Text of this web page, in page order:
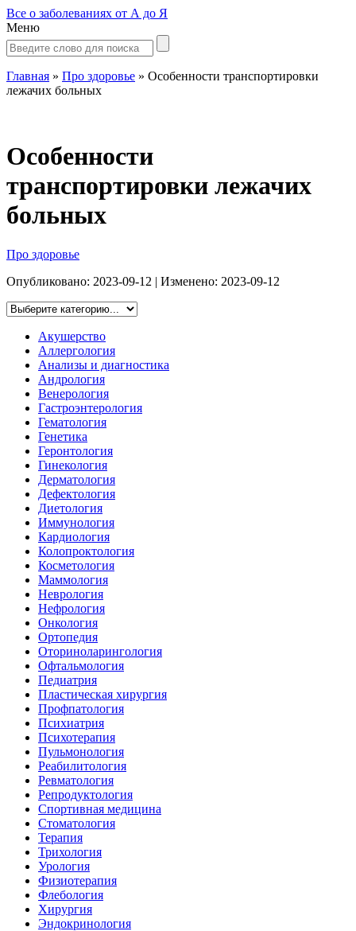
Все о заболеваниях от А до Я
Меню
Главная » Про здоровье » Особенности транспортировки
лежачих больных
Особенности
транспортировки лежачих
больных
Про здоровье
Опубликовано: 2023-09-12 | Изменено: 2023-09-12
Акушерство
Аллергология
Анализы и диагностика
Андрология
Венерология
Гастроэнтерология
Гематология
Генетика
Геронтология
Гинекология
Дерматология
Дефектология
Диетология
Иммунология
Кардиология
Колопроктология
Косметология
Маммология
Неврология
Нефрология
Онкология
Ортопедия
Оториноларингология
Офтальмология
Педиатрия
Пластическая хирургия
Профпатология
Психиатрия
Психотерапия
Пульмонология
Реабилитология
Ревматология
Репродуктология
Спортивная медицина
Стоматология
Терапия
Трихология
Урология
Физиотерапия
Флебология
Хирургия
Эндокринология